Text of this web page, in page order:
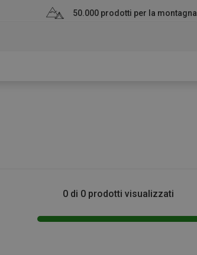
50.000 prodotti per la montagna
0 di 0 prodotti visualizzati